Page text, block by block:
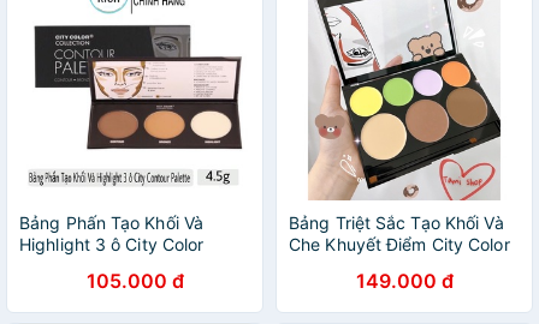
Bảng Phấn Tạo Khối Và
Highlight 3 ô City Color
105.000 đ
Bảng Triệt Sắc Tạo Khối Và
Che Khuyết Điểm City Color
149.000 đ